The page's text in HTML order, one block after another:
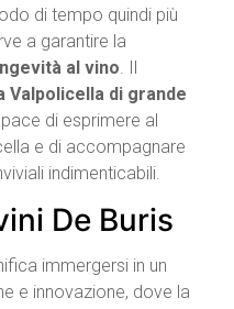
di tempo quindi più
a garantire la
al vino. Il
Valpolicella di grande
di esprimere al
e di accompagnare
indimenticabili.
De Buris
immergersi in un
e innovazione, dove la